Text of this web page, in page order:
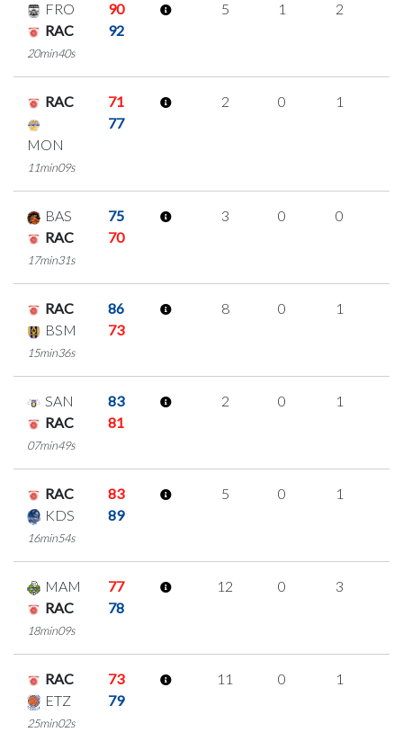
FRO
90
RAC
92
20min40s
5 1 2
RAC 71
MON
77
11min09s
2 0 1
BAS
75
RAC
70
17min31s
3 0 0
RAC
86
BSM
73
15min36s
8 0 1
SAN
83
RAC
81
07min49s
2 0 1
RAC
83
KDS
89
16min54s
5 0 1
MAM
77
RAC
78
18min09s
12 0 3
RAC
73
ETZ
79
25min02s
11 0 1